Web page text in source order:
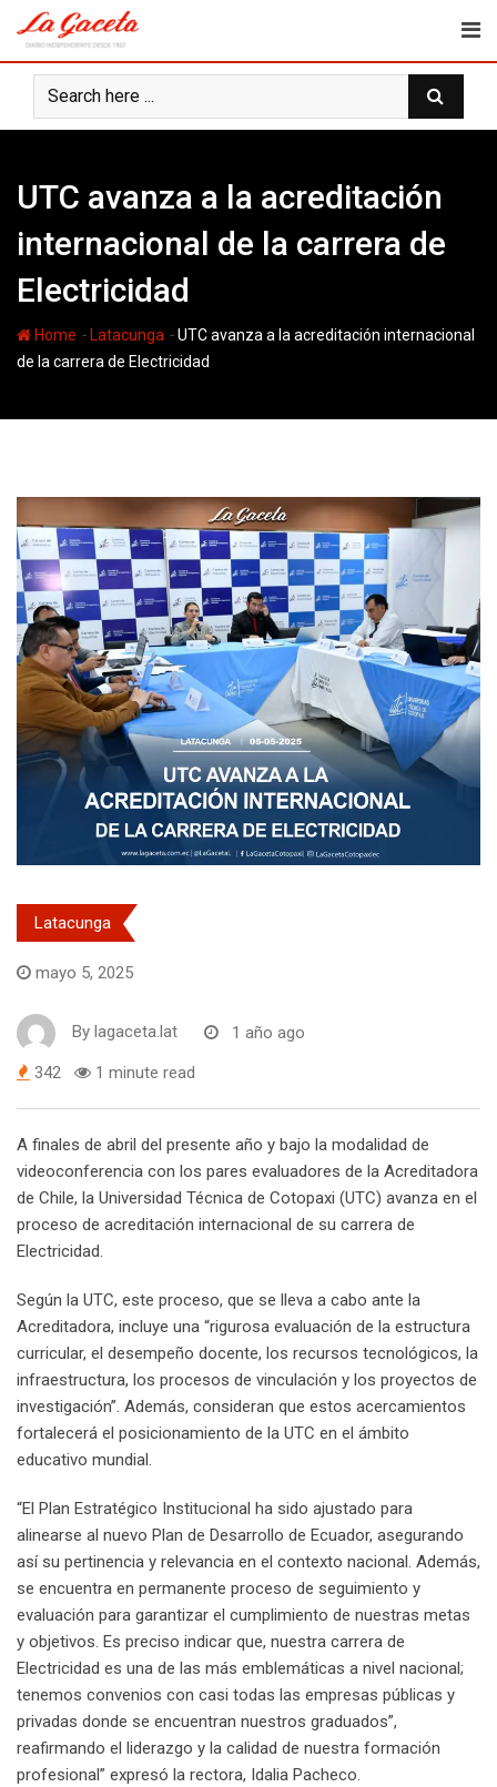
content
UTC avanza a la acreditación
internacional de la carrera de
Electricidad
Home - Latacunga -UTC avanza a la acreditación internacional
de la carrera de Electricidad
Latacunga
mayo 5, 2025
By lagaceta.lat 1 año ago
342 1 minute read
A finales de abril del presente año y bajo la modalidad de
videoconferencia con los pares evaluadores de la Acreditadora
de Chile, la Universidad Técnica de Cotopaxi (UTC) avanza en el
proceso de acreditación internacional de su carrera de
Electricidad.
Según la UTC, este proceso, que se lleva a cabo ante la
Acreditadora, incluye una “rigurosa evaluación de la estructura
curricular, el desempeño docente, los recursos tecnológicos, la
infraestructura, los procesos de vinculación y los proyectos de
investigación”. Además, consideran que estos acercamientos
fortalecerá el posicionamiento de la UTC en el ámbito
educativo mundial.
“El Plan Estratégico Institucional ha sido ajustado para
alinearse al nuevo Plan de Desarrollo de Ecuador, asegurando
así su pertinencia y relevancia en el contexto nacional. Además,
se encuentra en permanente proceso de seguimiento y
evaluación para garantizar el cumplimiento de nuestras metas
y objetivos. Es preciso indicar que, nuestra carrera de
Electricidad es una de las más emblemáticas a nivel nacional;
tenemos convenios con casi todas las empresas públicas y
privadas donde se encuentran nuestros graduados”,
reafirmando el liderazgo y la calidad de nuestra formación
profesional” expresó la rectora, Idalia Pacheco.